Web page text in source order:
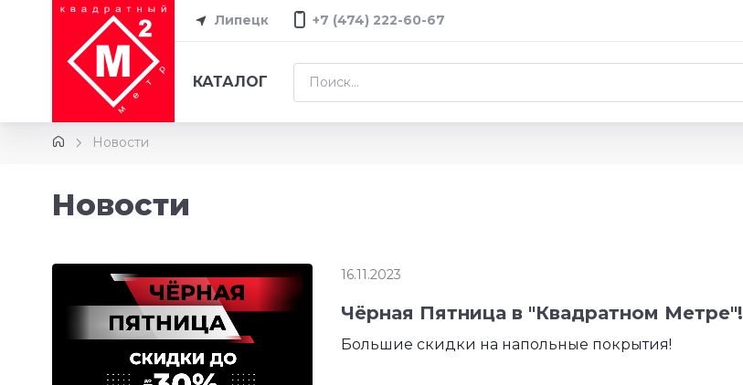
Липецк +7 (474) 222-60-67
КАТАЛОГ
Новости
Новости
16.11.2023
Чёрная Пятница в "Квадратном Метре"!
Большие скидки на напольные покрытия!